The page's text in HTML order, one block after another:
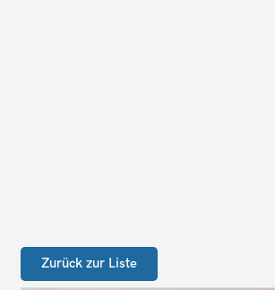
Zurück zur Liste